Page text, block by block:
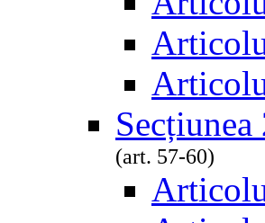
(art. 57-60)